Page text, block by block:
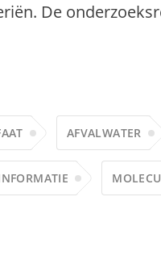
De
AFVALWATER